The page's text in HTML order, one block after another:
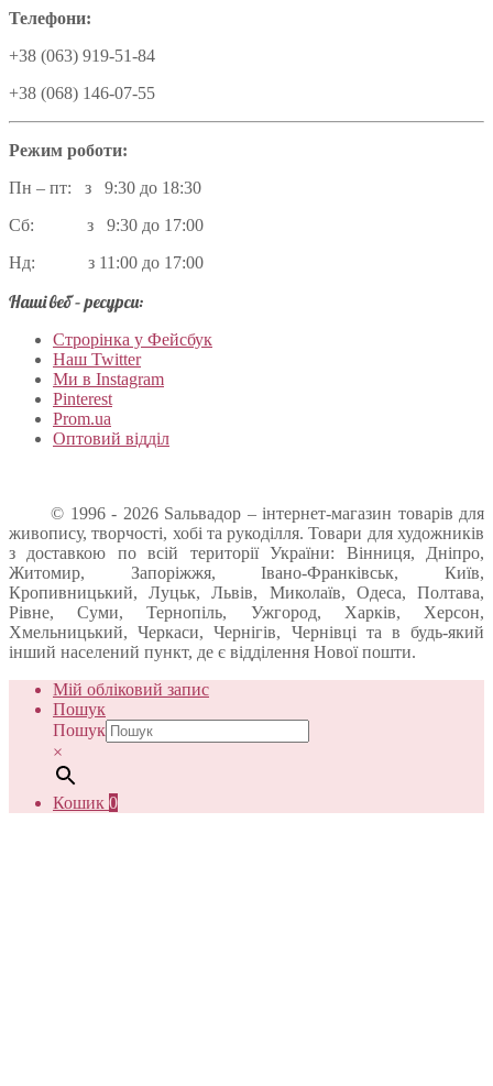
Телефони:
+38 (063) 919-51-84
+38 (068) 146-07-55
Режим роботи:
Пн – пт: з 9:30 до 18:30
Сб: з 9:30 до 17:00
Нд: з 11:00 до 17:00
Наші веб – ресурси:
Строрінка у Фейсбук
Наш Twitter
Ми в Instagram
Pinterest
Prom.ua
Оптовий відділ
© 1996 - 2026 Sальвадор – інтернет-магазин товарів для
живопису, творчості, хобі та рукоділля. Товари для художників
з доставкою по всій території України: Вінниця, Дніпро,
Житомир, Запоріжжя, Івано-Франківськ, Київ,
Кропивницький, Луцьк, Львів, Миколаїв, Одеса, Полтава,
Рівне, Суми, Тернопіль, Ужгород, Харків, Херсон,
Хмельницький, Черкаси, Чернігів, Чернівці та в будь-який
інший населений пункт, де є відділення Нової пошти.
Мій обліковий запис
Пошук
Пошук
×
Кошик 0